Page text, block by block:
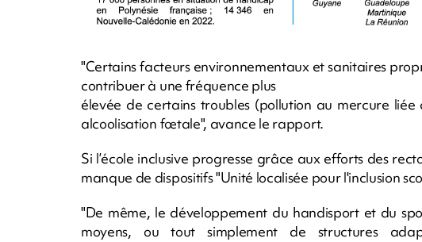
"Certains facteurs environnementaux et sanitaires
contribuer à une fréquence plus
élevée de certains troubles (pollution au mercure liée
alcoolisation fœtale", avance le rapport.
Si l’école inclusive progresse grâce aux efforts des
manque de dispositifs "Unité localisée pour l'inclusion
"De même, le développement du handisport et du
moyens, ou tout simplement de structures